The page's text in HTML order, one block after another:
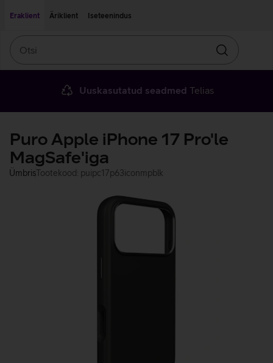
Eraklient
Äriklient Iseteenindus
Otsin
Uuskasutatud seadmed Telias
Puro Apple iPhone 17 Pro'le
MagSafe'iga
ÜmbrisTootekood: puipc17p63iconmpblk